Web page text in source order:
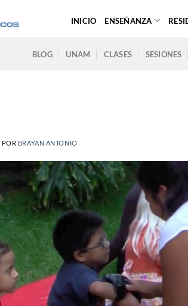
INICIO ENSEÑANZA
BLOG UNAM CLASES SESIONES
POR BRAYAN ANTONIO